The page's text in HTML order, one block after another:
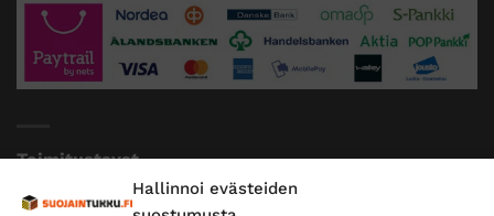
Hallinnoi evästeiden
Toimitustavat
Posti